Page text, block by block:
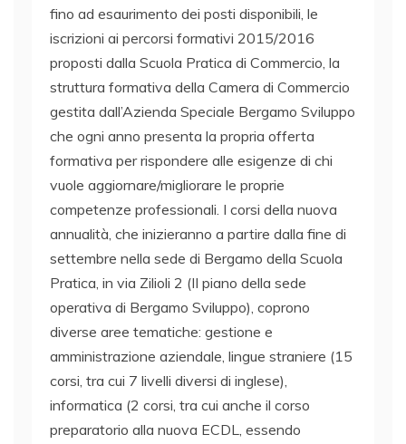
fino ad esaurimento dei posti disponibili, le
iscrizioni ai percorsi formativi 2015/2016
proposti dalla Scuola Pratica di Commercio, la
struttura formativa della Camera di Commercio
gestita dall’Azienda Speciale Bergamo Sviluppo
che ogni anno presenta la propria offerta
formativa per rispondere alle esigenze di chi
vuole aggiornare/migliorare le proprie
competenze professionali. I corsi della nuova
annualità, che inizieranno a partire dalla fine di
settembre nella sede di Bergamo della Scuola
Pratica, in via Zilioli 2 (II piano della sede
operativa di Bergamo Sviluppo), coprono
diverse aree tematiche: gestione e
amministrazione aziendale, lingue straniere (15
corsi, tra cui 7 livelli diversi di inglese),
informatica (2 corsi, tra cui anche il corso
preparatorio alla nuova ECDL, essendo